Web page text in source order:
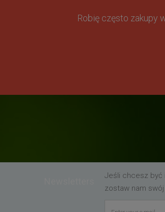
Robię często zakupy
Jeśli chcesz być
zostaw nam